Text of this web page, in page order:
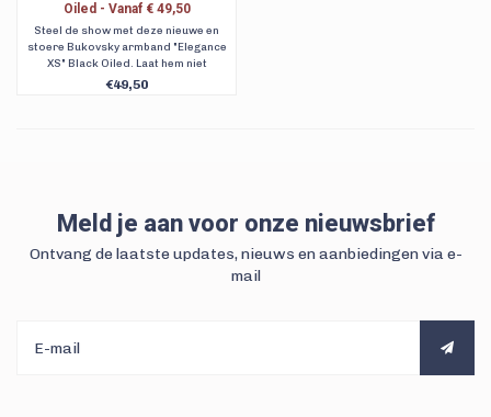
Oiled - Vanaf € 49,50
Steel de show met deze nieuwe en
stoere Bukovsky armband "Elegance
XS" Black Oiled. Laat hem niet
ontbreken in jouw armbanden collectie,
€49,50
Meld je aan voor onze nieuwsbrief
Ontvang de laatste updates, nieuws en aanbiedingen via e-
mail